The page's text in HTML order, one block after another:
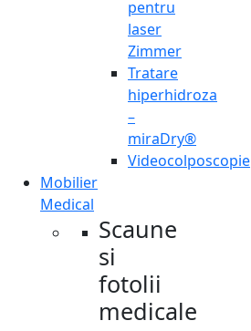
pentru
laser
Zimmer
Tratare
hiperhidroza
–
miraDry®
Videocolposcopie
Mobilier
Medical
Scaune
si
fotolii
medicale